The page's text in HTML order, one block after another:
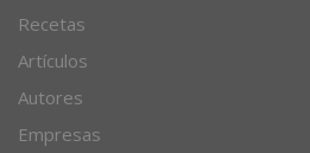
Recetas
Artículos
Autores
Empresas